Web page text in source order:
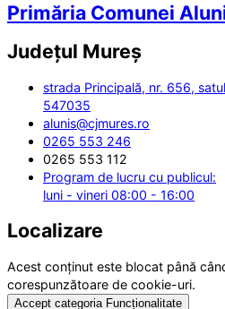
Primăria Comunei
Județul Mureș
strada Principală, nr. 656,
547035
alunis@cjmures.ro
0265 553 246
0265 553 112
Program de lucru cu publicul:
luni - vineri 08:00 - 16:00
Localizare
Acest conținut este blocat până
corespunzătoare de cookie-uri.
Accept categoria Funcționalitate